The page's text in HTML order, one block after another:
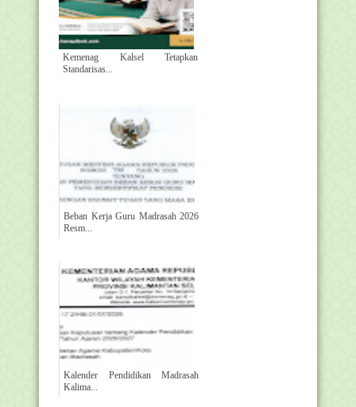
Kemenag Kalsel Tetapkan
Standarisas...
Beban Kerja Guru Madrasah 2026
Resm...
Kalender Pendidikan Madrasah
Kalima...